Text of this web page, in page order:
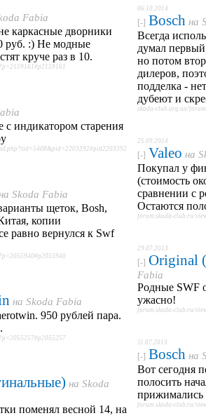
Fabia
каркасные дворники
руб. :) Не модные
круче раз в 10.
с индикатором старения
на Skoda Fabia
щеток, Bosh,
копии
равно вернулся к Swf
на Skoda Fabia
950 рублей пара.
на Skoda
поменял весной 14, на
06.10.2014
[-] Bosch на
Всегда
думал первый
но потом
дилеров,
подделка -
дубеют и
skoda-club.org.ua/
25.09.2014
[-] Valeo на
Покупал у
(стоимость
сравнении с
Остаются
forum.skoda-club.ru/
29.07.2013
[-] Original
Fabia
Родные SWF
ужасно!
forum.skoda-club.ru/
11.07.2013
[-] Bosch на
Вот сегодня
полосить
прижимались
forum.skoda-club.ru/